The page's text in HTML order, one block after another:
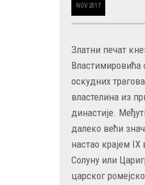
NOV 2017
Златни печат
Властимировића
оскудних
властелина из
династије.
далеко већи
настао крајем IX
Солуну или
царског